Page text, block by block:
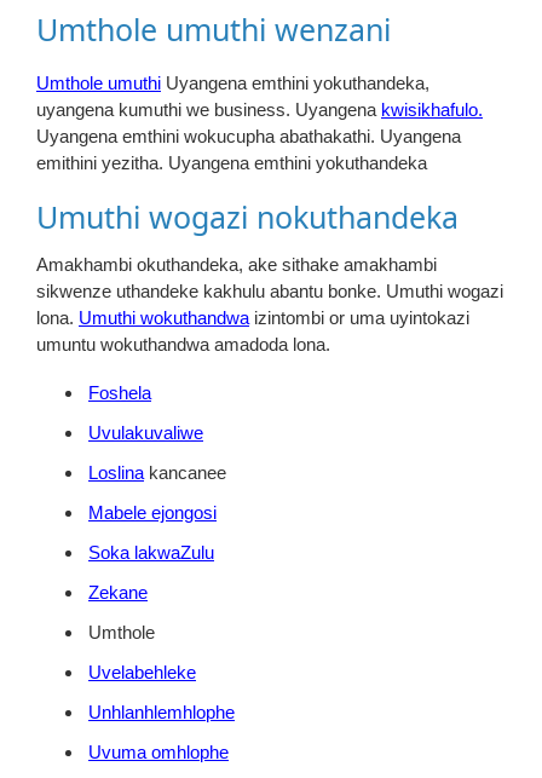
Umthole umuthi wenzani
Umthole umuthi Uyangena emthini yokuthandeka,
uyangena kumuthi we business. Uyangena kwisikhafulo.
Uyangena emthini wokucupha abathakathi. Uyangena
emithini yezitha. Uyangena emthini yokuthandeka
Umuthi wogazi nokuthandeka
Amakhambi okuthandeka, ake sithake amakhambi
sikwenze uthandeke kakhulu abantu bonke. Umuthi wogazi
lona. Umuthi wokuthandwa izintombi or uma uyintokazi
umuntu wokuthandwa amadoda lona.
Foshela
Uvulakuvaliwe
Loslina kancanee
Mabele ejongosi
Soka lakwaZulu
Zekane
Umthole
Uvelabehleke
Unhlanhlemhlophe
Uvuma omhlophe